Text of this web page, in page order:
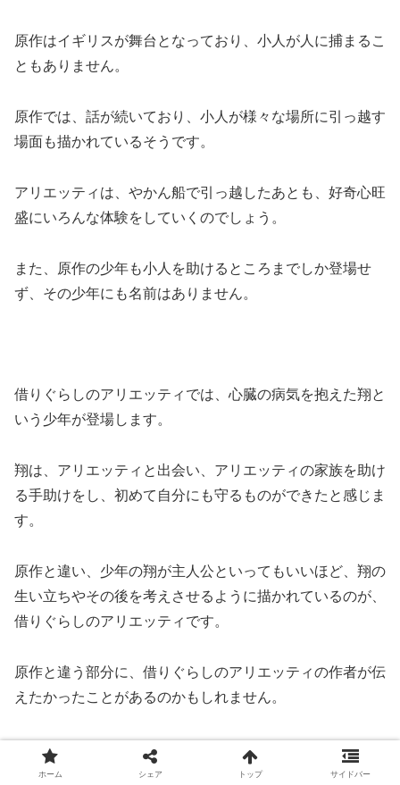
原作はイギリスが舞台となっており、小人が人に捕まるこ
ともありません。
原作では、話が続いており、小人が様々な場所に引っ越す
場面も描かれているそうです。
アリエッティは、やかん船で引っ越したあとも、好奇心旺
盛にいろんな体験をしていくのでしょう。
また、原作の少年も小人を助けるところまでしか登場せ
ず、その少年にも名前はありません。
借りぐらしのアリエッティでは、心臓の病気を抱えた翔と
いう少年が登場します。
翔は、アリエッティと出会い、アリエッティの家族を助け
る手助けをし、初めて自分にも守るものができたと感じま
す。
原作と違い、少年の翔が主人公といってもいいほど、翔の
生い立ちやその後を考えさせるように描かれているのが、
借りぐらしのアリエッティです。
原作と違う部分に、借りぐらしのアリエッティの作者が伝
えたかったことがあるのかもしれません。
ホーム シェア トップ サイドバー